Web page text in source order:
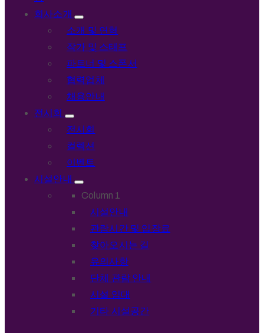
회사소개
소개 및 연혁
작가 및 스태프
파트너 및 스폰서
협력업체
채용안내
전시회
전시회
컬렉션
이벤트
시설안내
Column 1
시설안내
관람시간 및 입장료
찾아오시는 길
유의사항
단체 관람 안내
시설 임대
기타 시설공간